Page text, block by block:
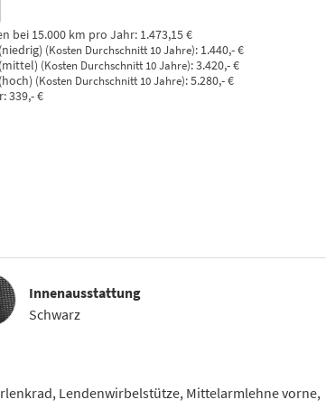
bei 15.000 km pro Jahr: 1.473,15 €
(Kosten Durchschnitt 10 Jahre): 1.440,- €
(Kosten Durchschnitt 10 Jahre):3.420,- €
(Kosten Durchschnitt 10 Jahre):5.280,- €
339,- €
Innenausstattung
Schwarz
Lendenwirbelstütze, Mittelarmlehne vorne,